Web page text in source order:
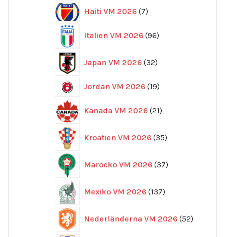
Haiti VM 2026 77
Italien VM 2026 96
produkter
Japan VM 2026 32
produkter
Jordan VM 2026 1919
Kanada VM 2026 21
produkter
Kroatien VM 2026 35
produkter
Marocko VM 2026 37
produkter
Mexiko VM 2026 137
produkter
Nederländerna VM 2026 52